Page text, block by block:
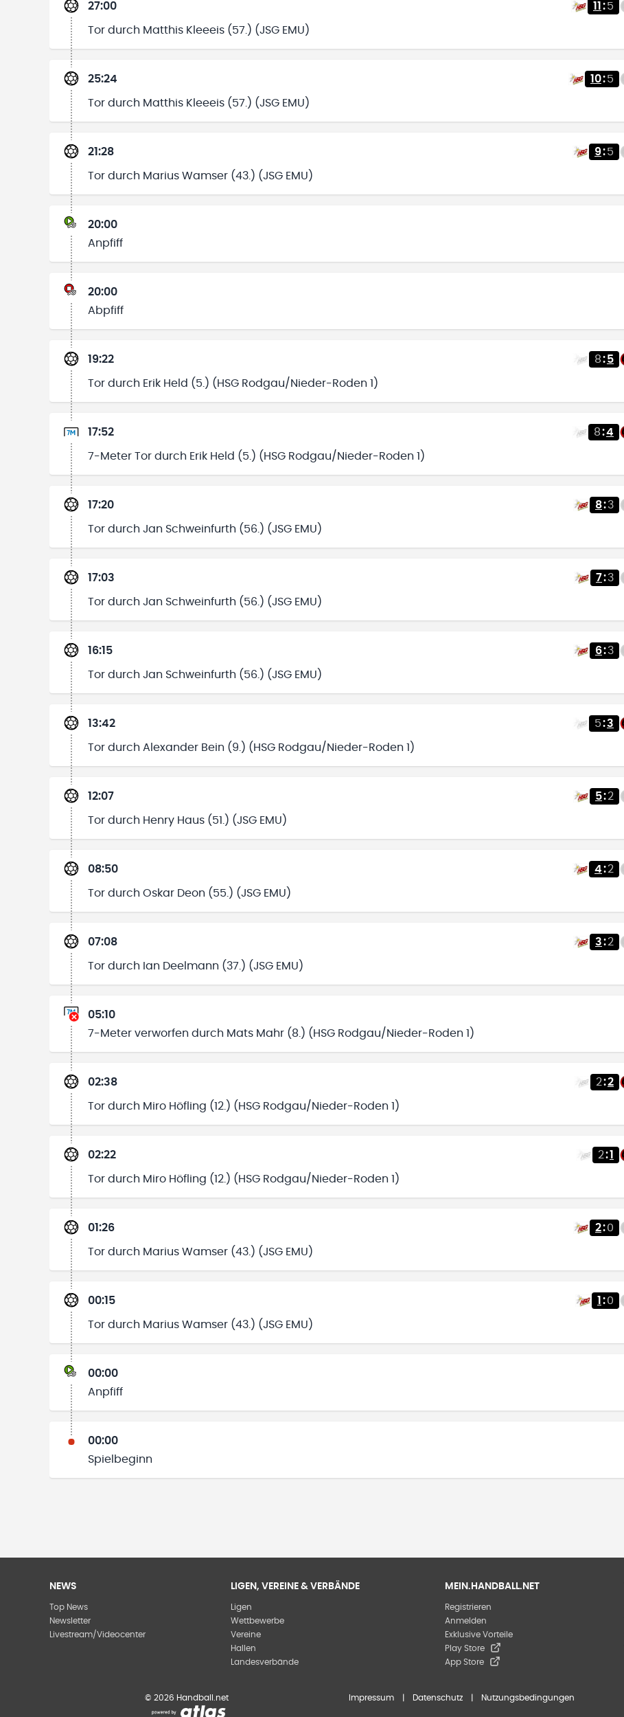
27:00 11 :5
Tor durch Matthis Kleeeis (57.) (JSG EMU)
25:24 10:5
Tor durch Matthis Kleeeis (57.) (JSG EMU)
21:28 9:5
Tor durch Marius Wamser (43.) (JSG EMU)
20:00
Anpfiff
20:00
Abpfiff
19:22 8:5
Tor durch Erik Held (5.) (HSG Rodgau/Nieder-Roden 1)
17:52 8:4
7-Meter Tor durch Erik Held (5.) (HSG Rodgau/Nieder-Roden 1)
17:20 8:3
Tor durch Jan Schweinfurth (56.) (JSG EMU)
17:03 7:3
Tor durch Jan Schweinfurth (56.) (JSG EMU)
16:15 6:3
Tor durch Jan Schweinfurth (56.) (JSG EMU)
13:42 5:3
Tor durch Alexander Bein (9.) (HSG Rodgau/Nieder-Roden 1)
12:07 5:2
Tor durch Henry Haus (51.) (JSG EMU)
08:50 4:2
Tor durch Oskar Deon (55.) (JSG EMU)
07:08 3:2
Tor durch Ian Deelmann (37.) (JSG EMU)
05:10
7-Meter verworfen durch Mats Mahr (8.) (HSG Rodgau/Nieder-Roden 1)
02:38 2:2
Tor durch Miro Höfling (12.) (HSG Rodgau/Nieder-Roden 1)
02:22 2:1
Tor durch Miro Höfling (12.) (HSG Rodgau/Nieder-Roden 1)
01:26 2:0
Tor durch Marius Wamser (43.) (JSG EMU)
00:15 1 :0
Tor durch Marius Wamser (43.) (JSG EMU)
00:00
Anpfiff
00:00
Spielbeginn
NEWS
Top News
Newsletter
Livestream/Videocenter
LIGEN, VEREINE & VERBÄNDE
Ligen
Wettbewerbe
Vereine
Hallen
Landesverbände
MEIN.HANDBALL.NET
Registrieren
Anmelden
Exklusive Vorteile
Play Store
App Store
© 2026 Handball.net Impressum Datenschutz Nutzungsbedingungen